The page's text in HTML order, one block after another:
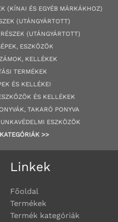
(KÍNAI ÉS EGYÉB MÁRKÁKHOZ)
(UTÁNGYÁRTOTT)
(UTÁNGYÁRTOTT)
EK, ESZKÖZÖK
KELLÉKEK
TERMÉKEK
K ÉS KELLÉKEI
ÉS KELLÉKEK
TAKARÓ PONYVA
ESZKÖZÖK
KATEGÓRIÁK >>
Linkek
Főoldal
Termékek
Termék kategóriák